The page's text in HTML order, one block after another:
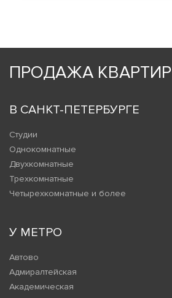
ПРОДАЖА КВАРТИР
В САНКТ-ПЕТЕРБУРГЕ
Студии
Однокомнатные
Двухкомнатные
Трехкомнатные
Четырехкомнатные и более
У МЕТРО
Автово
Адмиралтейская
Академическая